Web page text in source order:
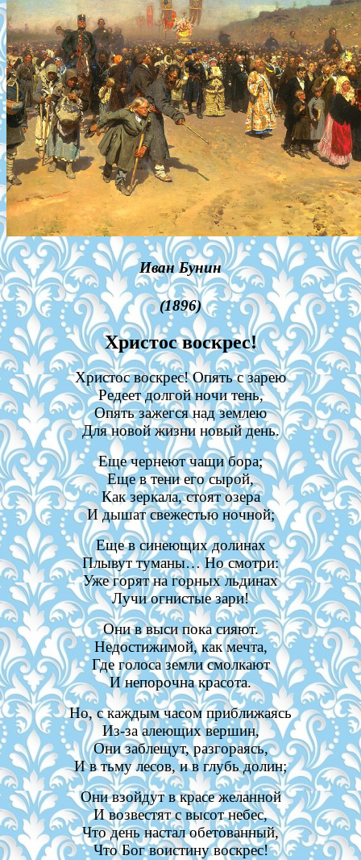
Иван Бунин
(1896)
Христос воскрес!
Христос воскрес! Опять с зарею
Редеет долгой ночи тень,
Опять зажегся над землею
Для новой жизни новый день.
Еще чернеют чащи бора;
Еще в тени его сырой,
Как зеркала, стоят озера
И дышат свежестью ночной;
Еще в синеющих долинах
Плывут туманы… Но смотри:
Уже горят на горных льдинах
Лучи огнистые зари!
Они в выси пока сияют.
Недостижимой, как мечта,
Где голоса земли смолкают
И непорочна красота.
Но, с каждым часом приближаясь
Из-за алеющих вершин,
Они заблещут, разгораясь,
И в тьму лесов, и в глубь долин;
Они взойдут в красе желанной
И возвестят с высот небес,
Что день настал обетованный,
Что Бог воистину воскрес!